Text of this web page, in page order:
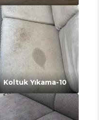
Koltuk Yıkama-10